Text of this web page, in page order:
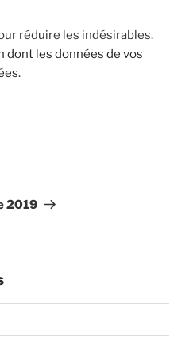
réduire les indésirables.
dont les données de vos
.
2019